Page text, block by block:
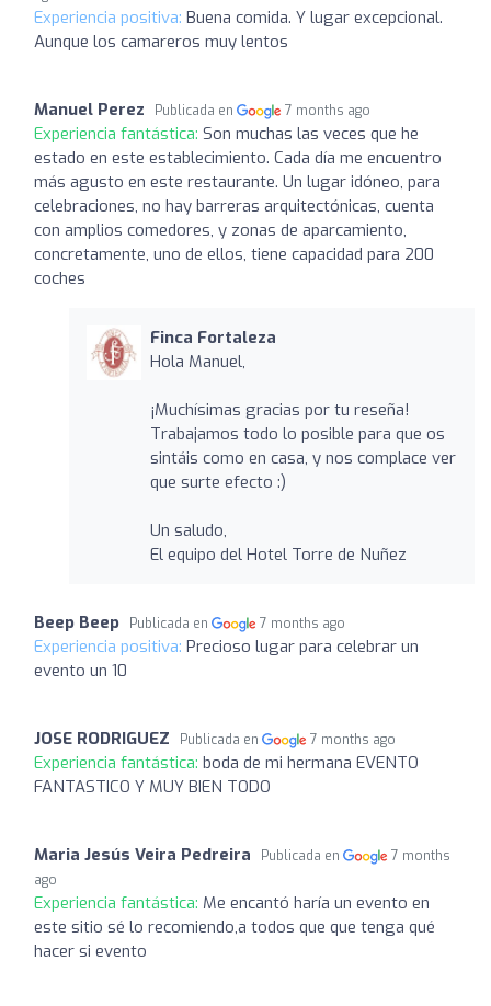
Experiencia positiva: Buena comida. Y lugar excepcional.
Aunque los camareros muy lentos
Manuel Perez Publicada en 7 months ago
Experiencia fantástica: Son muchas las veces que he
estado en este establecimiento. Cada día me encuentro
más agusto en este restaurante. Un lugar idóneo, para
celebraciones, no hay barreras arquitectónicas, cuenta
con amplios comedores, y zonas de aparcamiento,
concretamente, uno de ellos, tiene capacidad para 200
coches
Finca Fortaleza
Hola Manuel,
¡Muchísimas gracias por tu reseña!
Trabajamos todo lo posible para que os
sintáis como en casa, y nos complace ver
que surte efecto :)
Un saludo,
El equipo del Hotel Torre de Nuñez
Beep Beep Publicada en 7 months ago
Experiencia positiva: Precioso lugar para celebrar un
evento un 10
JOSE RODRIGUEZ Publicada en 7 months ago
Experiencia fantástica: boda de mi hermana EVENTO
FANTASTICO Y MUY BIEN TODO
Maria Jesús Veira Pedreira Publicada en
7 months
ago
Experiencia fantástica: Me encantó haría un evento en
este sitio sé lo recomiendo,a todos que que tenga qué
hacer si evento